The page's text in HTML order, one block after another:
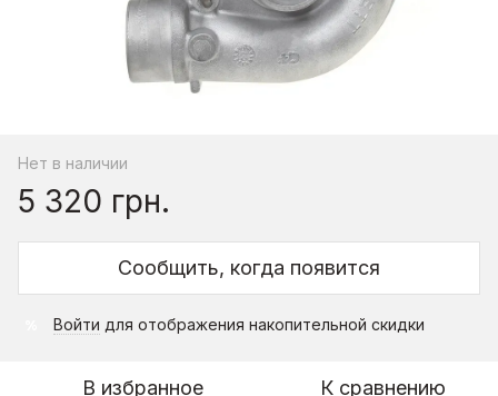
Нет в наличии
5 320 грн.
Сообщить, когда появится
Войти для отображения накопительной скидки
В избранное К сравнению